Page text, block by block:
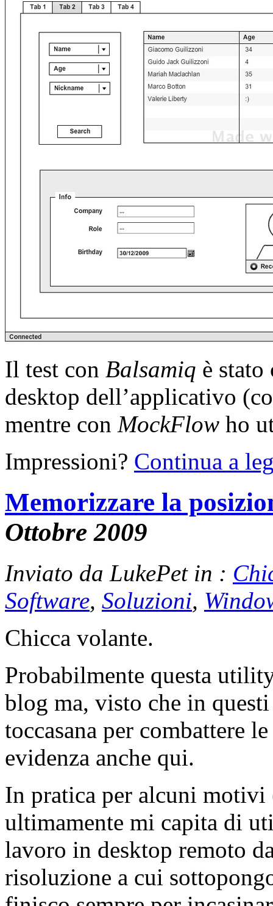
Il test con Balsamiq è
desktop dell’applicativo
mentre con MockFlow ho
Impressioni? Continua a
Memorizzare la
Ottobre 2009
Inviato da LukePet in :
Software, Soluzioni,
Chicca volante.
Probabilmente questa
blog ma, visto che in
toccasana per combattere
evidenza anche qui.
In pratica per alcuni motivi
ultimamente mi capita di
lavoro in desktop remoto
risoluzione a cui